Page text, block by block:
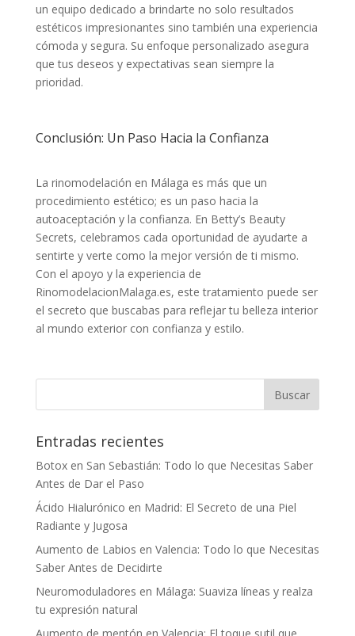
un equipo dedicado a brindarte no solo resultados
estéticos impresionantes sino también una experiencia
cómoda y segura. Su enfoque personalizado asegura
que tus deseos y expectativas sean siempre la
prioridad.
Conclusión: Un Paso Hacia la Confianza
La rinomodelación en Málaga es más que un
procedimiento estético; es un paso hacia la
autoaceptación y la confianza. En Betty’s Beauty
Secrets, celebramos cada oportunidad de ayudarte a
sentirte y verte como la mejor versión de ti mismo.
Con el apoyo y la experiencia de
RinomodelacionMalaga.es, este tratamiento puede ser
el secreto que buscabas para reflejar tu belleza interior
al mundo exterior con confianza y estilo.
Entradas recientes
Botox en San Sebastián: Todo lo que Necesitas Saber
Antes de Dar el Paso
Ácido Hialurónico en Madrid: El Secreto de una Piel
Radiante y Jugosa
Aumento de Labios en Valencia: Todo lo que Necesitas
Saber Antes de Decidirte
Neuromoduladores en Málaga: Suaviza líneas y realza
tu expresión natural